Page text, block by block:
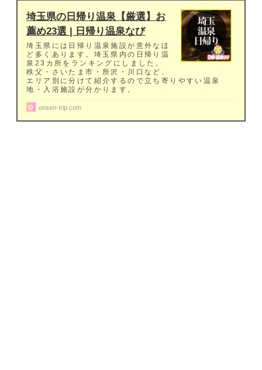
埼玉県の日帰り温泉【厳選】お
薦め23選 | 日帰り温泉なび
埼玉県には日帰り温泉施設が意外なほ
ど多くあります。埼玉県内の日帰り温
泉23カ所をランキングにしました。
秩父・さいたま市・所沢・川口など、
エリア別に分けて紹介するので立ち寄りやすい温泉
地・入浴施設が分かります。
onsen-trip.com